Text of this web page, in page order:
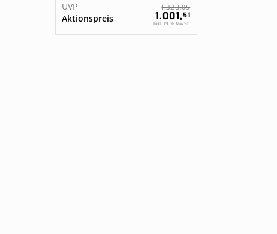
Aktionspreis 1.001,51
UVP 1.328,05
Inkl. 19 % MwSt.